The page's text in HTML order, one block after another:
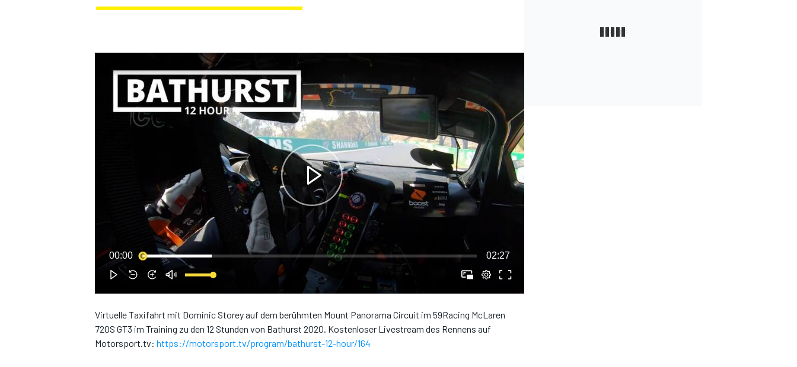
MOTOGP
DTM
00:00 02:27
Virtuelle Taxifahrt mit Dominic Storey auf dem berühmten Mount Panorama Circuit im 59Racing McLaren
720S GT3 im Training zu den 12 Stunden von Bathurst 2020. Kostenloser Livestream des Rennens auf
Motorsport.tv: https://motorsport.tv/program/bathurst-12-hour/164